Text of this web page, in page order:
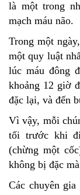
là một trong
mạch máu não.
Trong một
một quy luật
lúc máu đông
khoảng 12 giờ
đặc lại, và đến
Vì vậy, mỗi
tối trước khi
(chừng một
không bị đặc
Các chuyên